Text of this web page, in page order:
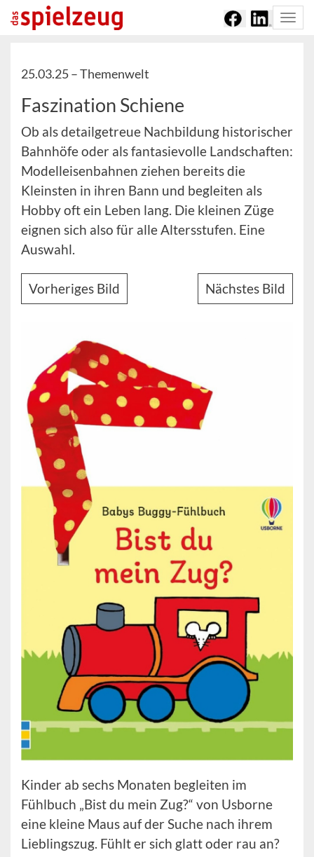
25.03.25 –Themenwelt
Faszination Schiene
Ob als detailgetreue Nachbildung historischer
Bahnhöfe oder als fantasievolle Landschaften:
Modelleisenbahnen ziehen bereits die
Kleinsten in ihren Bann und begleiten als
Hobby oft ein Leben lang. Die kleinen Züge
eignen sich also für alle Altersstufen. Eine
Auswahl.
Vorheriges Bild Nächstes Bild
Kinder ab sechs Monaten begleiten im
Fühlbuch „Bist du mein Zug?“ von Usborne
eine kleine Maus auf der Suche nach ihrem
Lieblingszug. Fühlt er sich glatt oder rau an?